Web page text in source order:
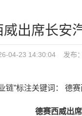
威出席长安
04-23 14:30:04 发
”标注关键词： 德
德赛西威出席